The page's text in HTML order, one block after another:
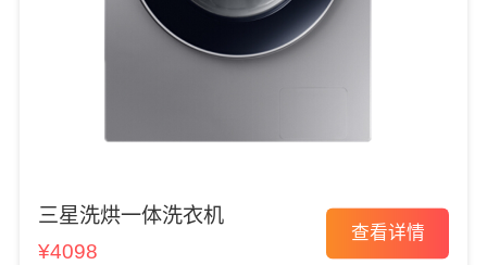
三星洗烘一体洗衣机
¥4098
查看详情